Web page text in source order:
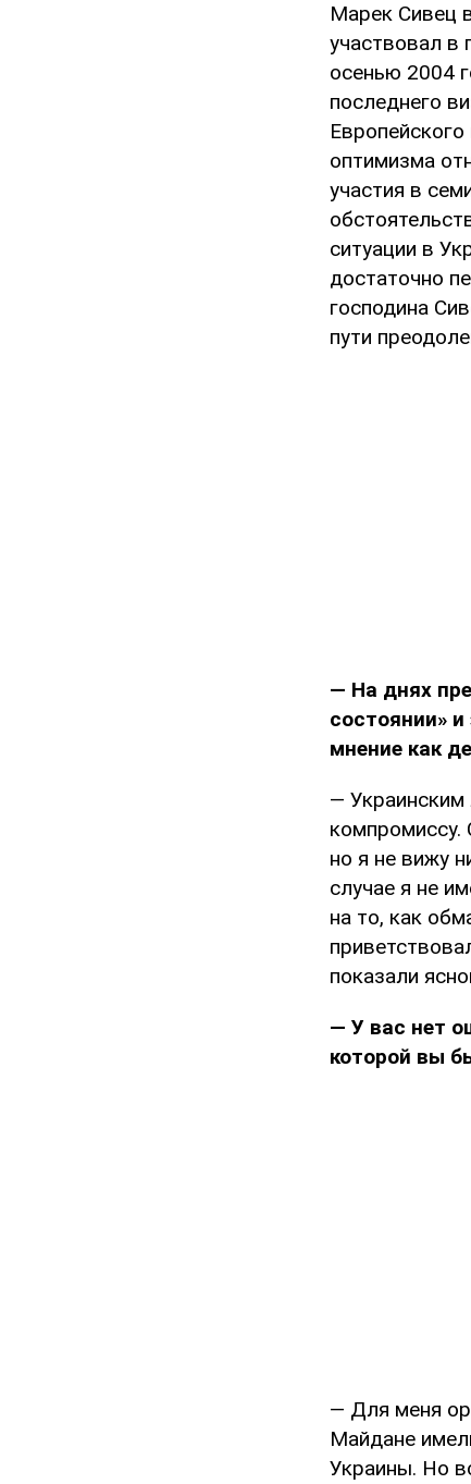
Марек Сивец
участвовал в
осенью 2004
последнего
оптимизма
участия в
ситуации в
достаточно
господина
пути
— На днях
состоянии»
мнение как
—
но я не вижу
случае я не
на то, как
показали
— У вас нет
которой вы
— Для меня
Майдане
Украины. Но